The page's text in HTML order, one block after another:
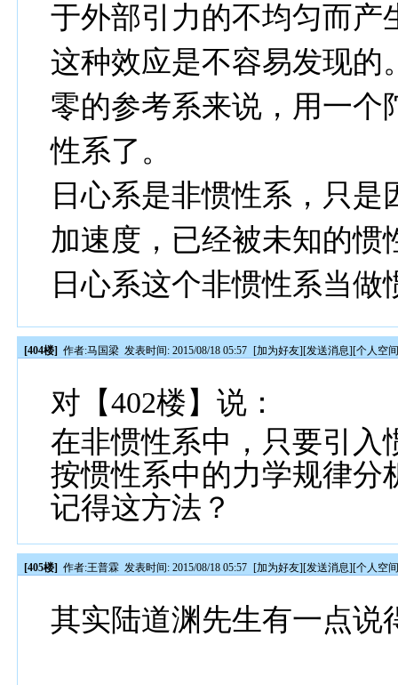
于外部引力的不均匀而产
这种效应是不容易发现的
零的参考系来说，用一个
性系了。
日心系是非惯性系，只
加速度，已经被未知的惯
日心系这个非惯性系当做
[404楼] 作者:马国梁 发表时间: 2015/08/18 05:57 [加为好友][发送消息][个人空
对【402楼】说：
在非惯性系中，只要引入
按惯性系中的力学规律分
记得这方法？
[405楼] 作者:王普霖 发表时间: 2015/08/18 05:57 [加为好友][发送消息][个人空
其实陆道渊先生有一点说